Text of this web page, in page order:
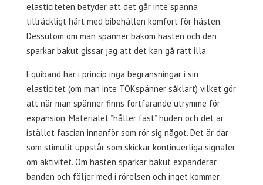
elasticiteten betyder att det går inte spänna
tillräckligt hårt med bibehållen komfort för hästen.
Dessutom om man spänner bakom hästen och den
sparkar bakut gissar jag att det kan gå rätt illa.
Equiband har i princip inga begränsningar i sin
elasticitet (om man inte TOKspänner såklart) vilket gör
att när man spänner finns fortfarande utrymme för
expansion. Materialet ”håller fast” huden och det är
istället fascian innanför som rör sig något. Det är där
som stimulit uppstår som skickar kontinuerliga signaler
om aktivitet. Om hästen sparkar bakut expanderar
banden och följer med i rörelsen och inget kommer